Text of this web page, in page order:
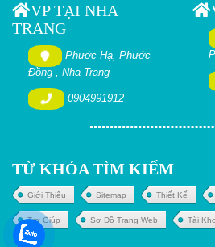
VP TẠI NHA
TRANG
Phước Hạ, Phước
Đồng , Nha Trang
0904991912
TỪ KHÓA TÌM KIẾM
Giới Thiệu Sitemap Thiết Kế
Trợ Giúp Sơ Đồ Trang Web Tài